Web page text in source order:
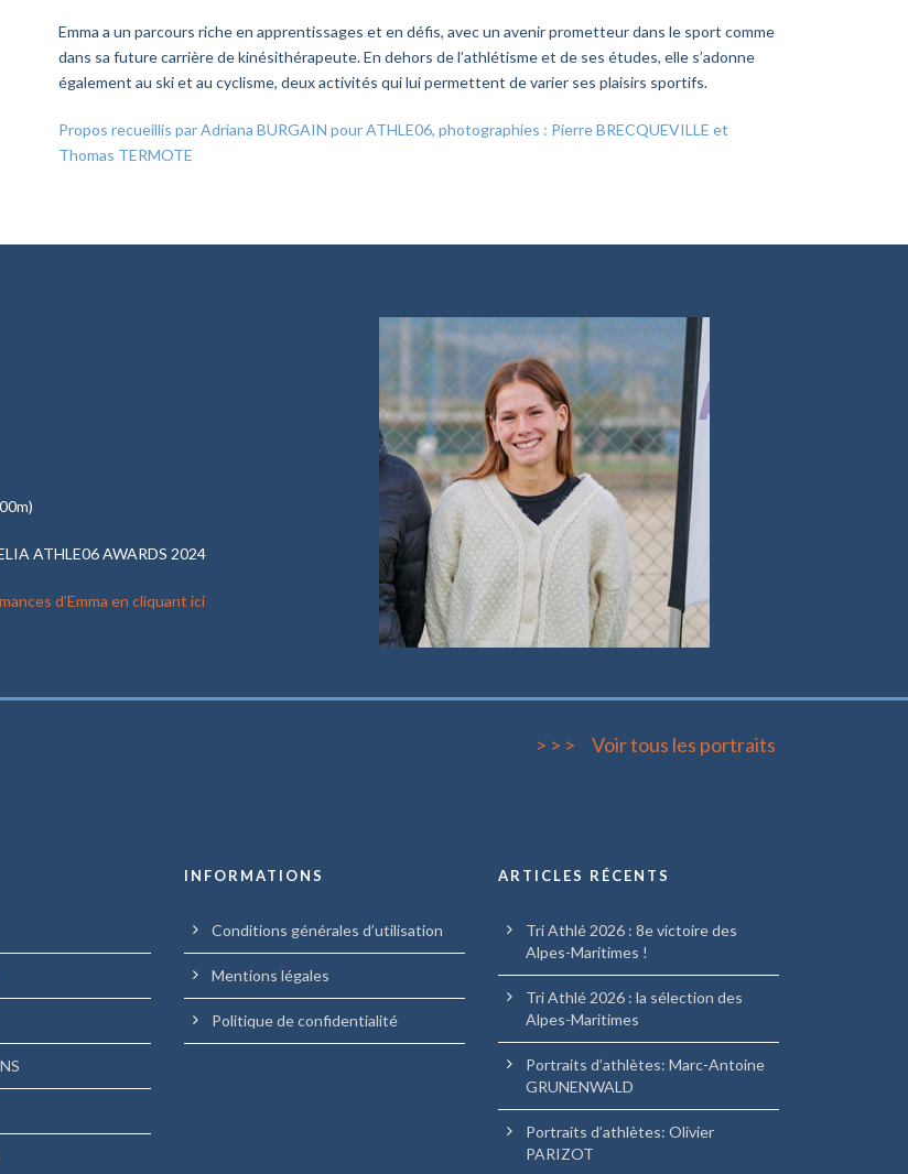
Emma a un parcours riche en apprentissages et en défis, avec un avenir prometteur dans le sport comme
dans sa future carrière de kinésithérapeute. En dehors de l’athlétisme et de ses études, elle s’adonne
également au ski et au cyclisme, deux activités qui lui permettent de varier ses plaisirs sportifs.
Propos recueillis par Adriana BURGAIN pour ATHLE06, photographies : Pierre BRECQUEVILLE et
Thomas TERMOTE
ATHLE06 AWARDS 2024
d’Emma en cliquant ici
> > > Voir tous les portraits
INFORMATIONS
Conditions générales d’utilisation
Mentions légales
Politique de confidentialité
ARTICLES RÉCENTS
Tri Athlé 2026 : 8e victoire des
Alpes-Maritimes !
Tri Athlé 2026 : la sélection des
Alpes-Maritimes
Portraits d’athlètes: Marc-Antoine
GRUNENWALD
Portraits d’athlètes: Olivier
PARIZOT